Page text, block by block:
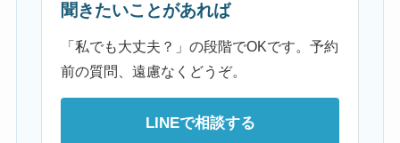
聞きたいことがあれば
「私でも大丈夫？」の段階でOKです。予約
前の質問、遠慮なくどうぞ。
LINEで相談する